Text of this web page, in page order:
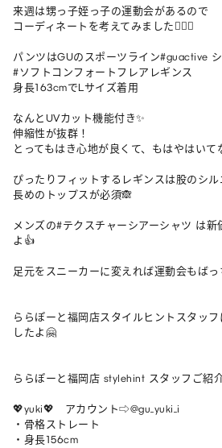
来週は甥っ子姪っ子の運動会があるので
コーディネートを考えてみました💁🏻‍♀️
パンツはGUのスポーツライン#guactive
#ソフトコンフォートフレアレギンス
身長163cmでLサイズ着用
なんとUVカット機能付き✨
伸縮性が抜群！
とってもはき心地が良くて、もはやはいて
ぴったりフィットするレギンスは股のシ
長めのトップスが必須🙈
メンズの#テクスチャーシアーシャツ は新
よ👍
足元をスニーカーに変えれば運動会もばっ
ららぽーと福岡店スタイルヒントスタッ
したよ🤗
ららぽーと福岡店 stylehint スタッフご紹
💖yuki💖　アカウント⇨@gu_yuki_i
・骨格ストレート
・身長156cm